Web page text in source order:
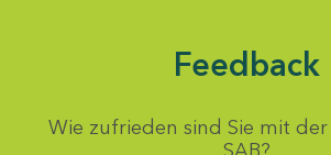
Feedback
Wie zufrieden sind Sie mit
SAB?